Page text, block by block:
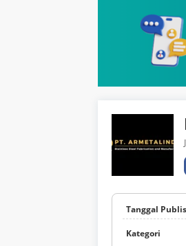
Tanggal
Kategori